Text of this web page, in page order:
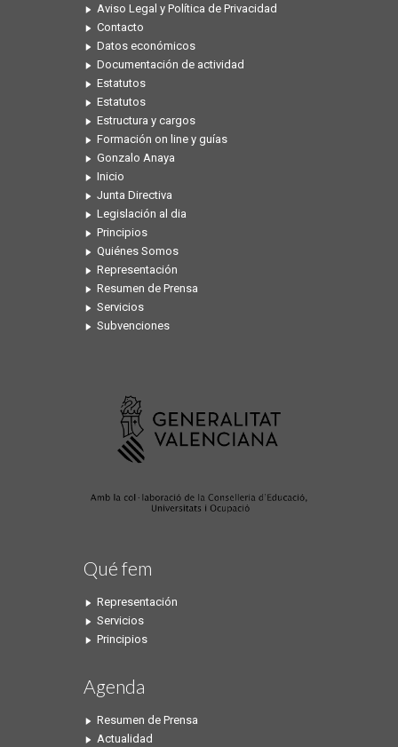
Aviso Legal y Política de Privacidad
Contacto
Datos económicos
Documentación de actividad
Estatutos
Estatutos
Estructura y cargos
Formación on line y guías
Gonzalo Anaya
Inicio
Junta Directiva
Legislación al dia
Principios
Quiénes Somos
Representación
Resumen de Prensa
Servicios
Subvenciones
Qué fem
Representación
Servicios
Principios
Agenda
Resumen de Prensa
Actualidad